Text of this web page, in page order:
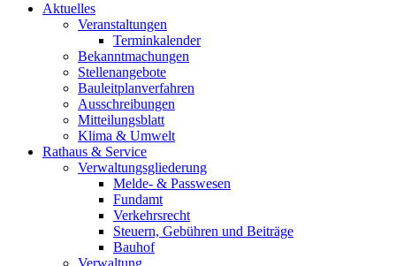
Aktuelles
Veranstaltungen
Terminkalender
Bekanntmachungen
Stellenangebote
Bauleitplanverfahren
Ausschreibungen
Mitteilungsblatt
Klima & Umwelt
Rathaus & Service
Verwaltungsgliederung
Melde- & Passwesen
Fundamt
Verkehrsrecht
Steuern, Gebühren und Beiträge
Bauhof
Verwaltung